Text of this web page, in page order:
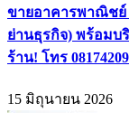
ขายอาคารพาณิชย์
ย่านธุรกิจ) พร้อมบ
ร้าน! โทร
15 มิถุนายน 2026